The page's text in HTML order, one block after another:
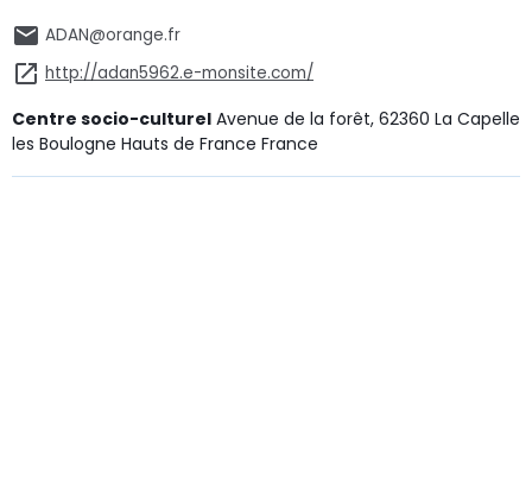
ADAN@orange.fr
http://adan5962.e-monsite.com/
Centre socio-culturel Avenue de la forêt, 62360 La Capelle
les Boulogne Hauts de France France